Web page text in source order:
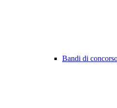
Bandi di